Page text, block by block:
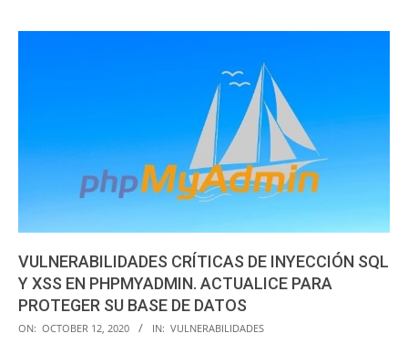
VULNERABILIDADES CRÍTICAS DE INYECCIÓN SQL
Y XSS EN PHPMYADMIN. ACTUALICE PARA
PROTEGER SU BASE DE DATOS
2020-
ON: OCTOBER 12, 2020 IN: VULNERABILIDADES